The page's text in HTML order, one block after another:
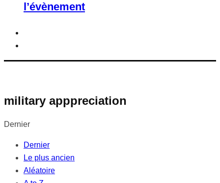
l’évènement
military apppreciation
Dernier
Dernier
Le plus ancien
Aléatoire